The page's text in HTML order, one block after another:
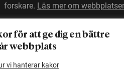
för att ge dig en bättre
webbplats
vi hanterar kakor
forskare. Läs mer om